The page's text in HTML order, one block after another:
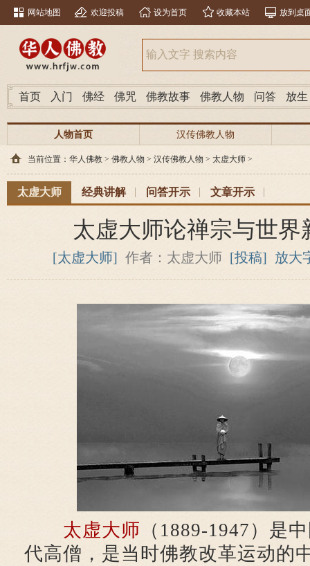
网站地图 欢迎投稿 设为首页 收藏本站 放到桌
首页 入门 佛经 佛咒 佛教故事 佛教人物 问答 放生
人物首页 汉传佛教人物
当前位置： 华人佛教 > 佛教人物 > 汉传佛教人物 > 太虚大师 >
太虚大师 经典讲解 问答开示 文章开示
太虚大师论禅宗与世界
[太虚大师] 作者：太虚大师 [投稿] 放大
太虚大师 （1889-1947）是
代高僧，是当时佛教改革运动的